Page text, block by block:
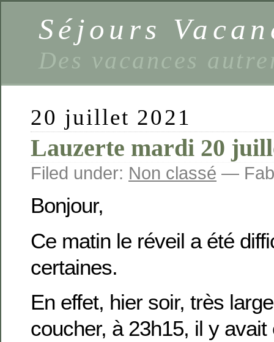
Séjours
Des vacances
20 juillet 2021
Lauzerte mardi 20
Filed under: Non classé —
Bonjour,
Ce matin le réveil a été
certaines.
En effet, hier soir, très
coucher, à 23h15, il y